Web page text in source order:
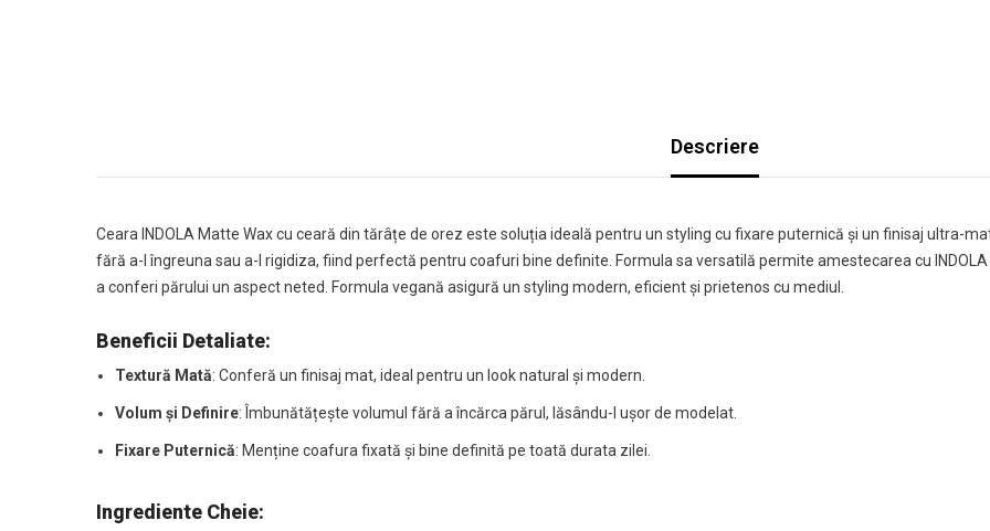
Descriere
Ceara INDOLA Matte Wax cu ceară din tărâțe de orez este soluția ideală pentru un styling cu fixare puternică și un finisaj ultra-
fără a-l îngreuna sau a-l rigidiza, fiind perfectă pentru coafuri bine definite. Formula sa versatilă permite amestecarea cu
a conferi părului un aspect neted. Formula vegană asigură un styling modern, eficient și prietenos cu mediul.
Beneficii Detaliate:
Textură Mată: Conferă un finisaj mat, ideal pentru un look natural și modern.
Volum și Definire: Îmbunătățește volumul fără a încărca părul, lăsându-l ușor de modelat.
Fixare Puternică: Menține coafura fixată și bine definită pe toată durata zilei.
Ingrediente Cheie: